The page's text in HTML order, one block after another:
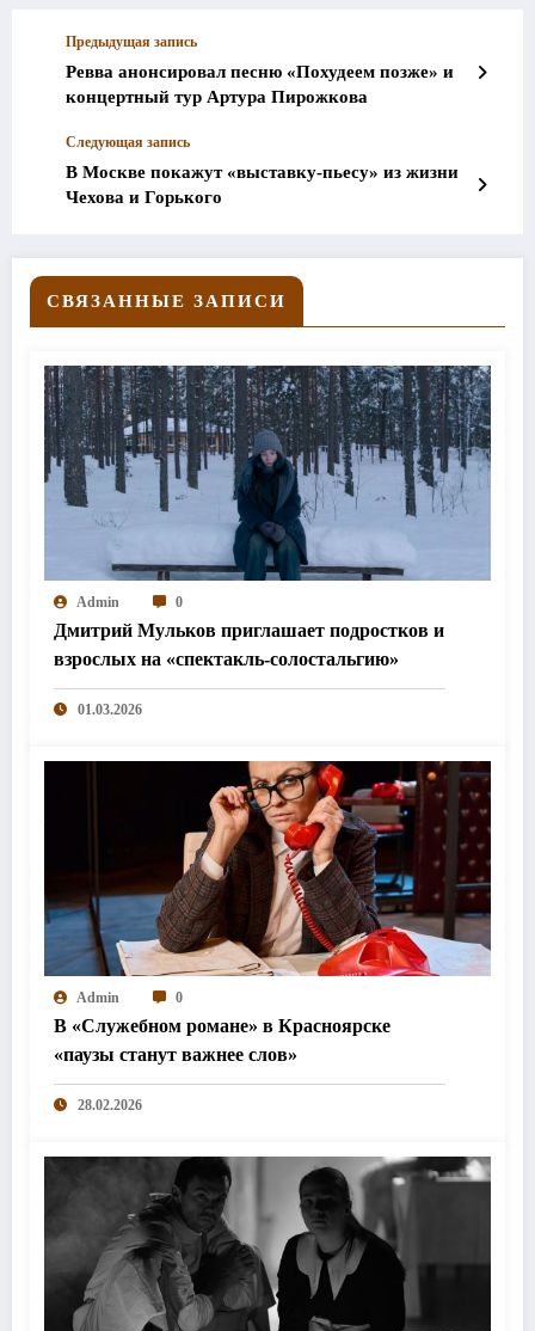
Предыдущая запись
Ревва анонсировал песню «Похудеем позже» и
концертный тур Артура Пирожкова
Следующая запись
В Москве покажут «выставку-пьесу» из жизни
Чехова и Горького
СВЯЗАННЫЕ ЗАПИСИ
Admin 0
Дмитрий Мульков приглашает подростков и
взрослых на «спектакль-солостальгию»
01.03.2026
Admin 0
В «Служебном романе» в Красноярске
«паузы станут важнее слов»
28.02.2026